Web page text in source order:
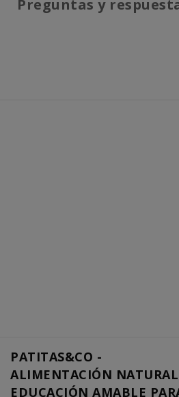
Preguntas y
PATITAS&CO -
ALIMENTACIÓN
EDUCACIÓN AMABLE